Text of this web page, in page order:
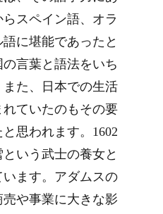
スペイン語、オラ
に堪能であったと
言葉と語法をいち
た、日本での生活
ていたのもその要
思われます。1602
いう武士の養女と
ます。アダムスの
や事業に大きな影